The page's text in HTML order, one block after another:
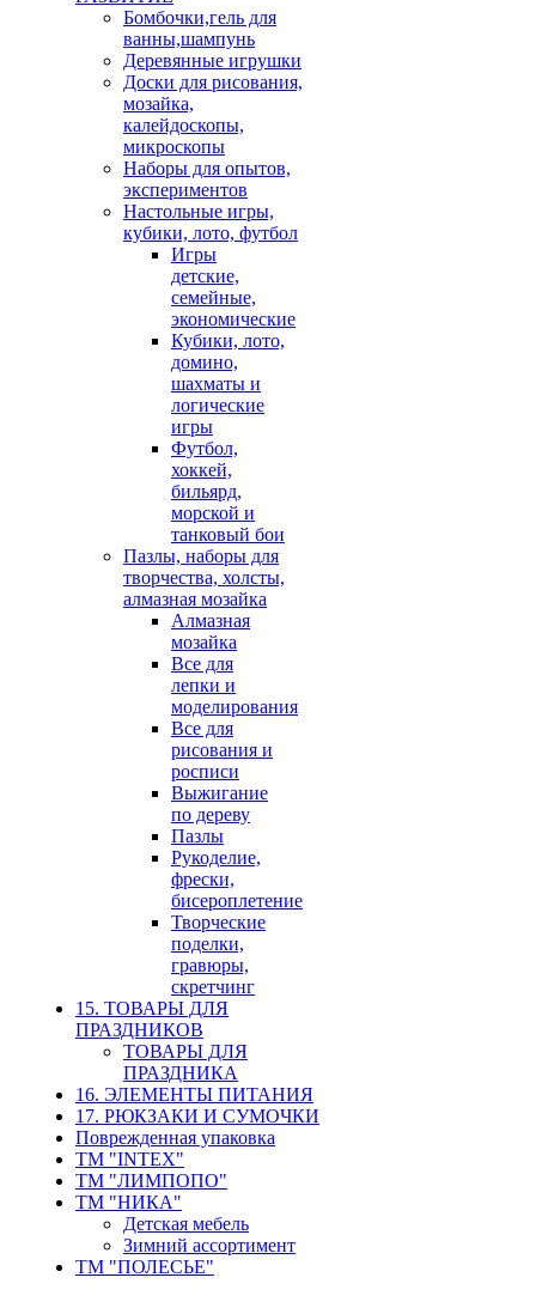
Бомбочки,гель для
ванны,шампунь
Деревянные игрушки
Доски для рисования,
мозайка,
калейдоскопы,
микроскопы
Наборы для опытов,
экспериментов
Настольные игры,
кубики, лото, футбол
Игры
детские,
семейные,
экономические
Кубики, лото,
домино,
шахматы и
логические
игры
Футбол,
хоккей,
бильярд,
морской и
танковый бои
Пазлы, наборы для
творчества, холсты,
алмазная мозайка
Алмазная
мозайка
Все для
лепки и
моделирования
Все для
рисования и
росписи
Выжигание
по дереву
Пазлы
Рукоделие,
фрески,
бисероплетение
Творческие
поделки,
гравюры,
скретчинг
15. ТОВАРЫ ДЛЯ
ПРАЗДНИКОВ
ТОВАРЫ ДЛЯ
ПРАЗДНИКА
16. ЭЛЕМЕНТЫ ПИТАНИЯ
17. РЮКЗАКИ И СУМОЧКИ
Поврежденная упаковка
ТМ "INTEX"
ТМ "ЛИМПОПО"
ТМ "НИКА"
Детская мебель
Зимний ассортимент
ТМ "ПОЛЕСЬЕ"